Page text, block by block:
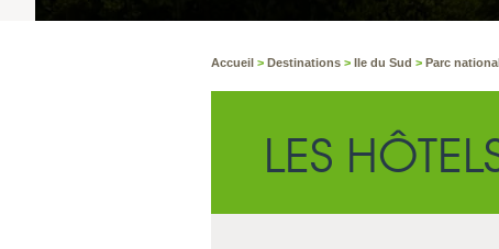
Accueil > Destinations > Ile du Sud > Parc
LES